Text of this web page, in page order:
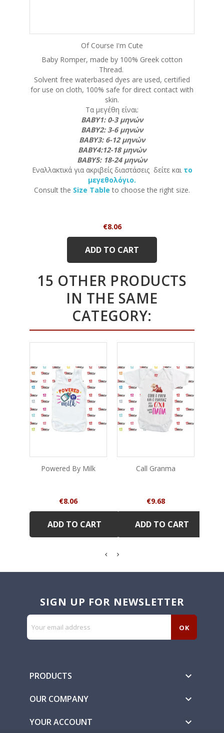
Of Course I'm Cute
Baby Romper, made by 100% Greek cotton
Thread.
Solvent free waterbased dyes are used, certified
for use on cloth, 100% safe for direct contact with
skin.
Τα μεγέθη είναι:
ΒΑΒΥ1: 0-3 μηνών
ΒΑΒΥ2: 3-6 μηνών
ΒΑΒΥ3: 6-12 μηνών
ΒΑΒΥ4:12-18 μηνών
ΒΑΒΥ5: 18-24 μηνών
Εναλλακτικά για ακριβείς διαστάσεις δείτε και το
μεγεθολόγιο.
Consult the Size Table to choose the right size.
Price
€8.06
ADD TO CART
15 OTHER PRODUCTS
IN THE SAME
CATEGORY:
Powered By Milk
Price
€8.06
ADD TO CART
Call Granma
Price
€9.68
ADD TO CART
SIGN UP FOR NEWSLETTER
PRODUCTS 
OUR COMPANY 
YOUR ACCOUNT 